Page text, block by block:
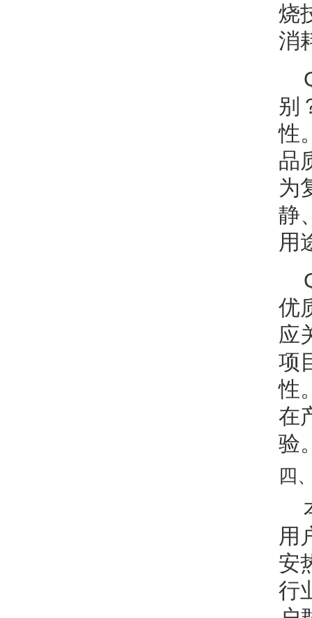
烧
消
别
性
品
为
静
用
优
应
项
性
在
验
四
用
安
行